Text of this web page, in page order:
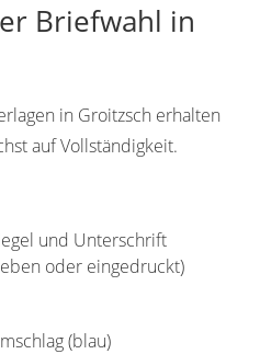
Briefwahl in
in Groitzsch erhalten
auf Vollständigkeit.
und Unterschrift
oder eingedruckt)
(blau)